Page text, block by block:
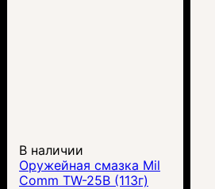
В наличии
Оружейная смазка Mil
Comm TW-25B (113г)